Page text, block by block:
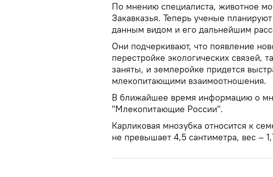
По мнению специалиста, животное
Закавказья. Теперь ученые
данным видом и его дальнейшим
Они подчеркивают, что появление
перестройке экологических связей,
заняты, и землеройке придется
млекопитающими взаимоотношения.
В ближайшее время информацию о
"Млекопитающие России".
Карликовая мнозубка относится к
не превышает 4,5 сантиметра, вес –